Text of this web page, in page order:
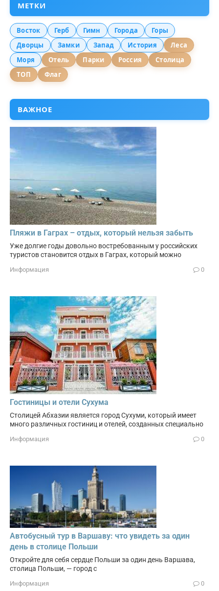
МЕТКИ
Восток Герб Гимн Города
Горы
Дворцы
Замки Запад История
Леса
Моря
Отель Парки Россия
Столица
ТОП
Флаг
ВАЖНОЕ
Пляжи в Гаграх – отдых, который нельзя забыть
Уже долгие годы довольно востребованным у российских
туристов становится отдых в Гаграх, который можно
Информация 0
Гостиницы и отели Сухума
Столицей Абхазии является город Сухуми, который имеет
много различных гостиниц и отелей, созданных специально
Информация 0
Автобусный тур в Варшаву: что увидеть за один
день в столице Польши
Откройте для себя сердце Польши за один день Варшава,
столица Польши, — город с
Информация 0